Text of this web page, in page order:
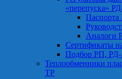
«перепуска»
Аналоги
Сертификаты
Подбор РП,
Теплообменники
ТР